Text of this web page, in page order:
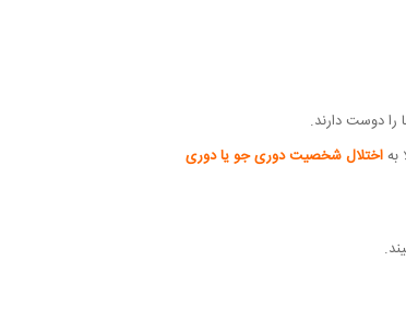
را دوست دارند.
بهاختلال شخصیت دوری جو یا دوری